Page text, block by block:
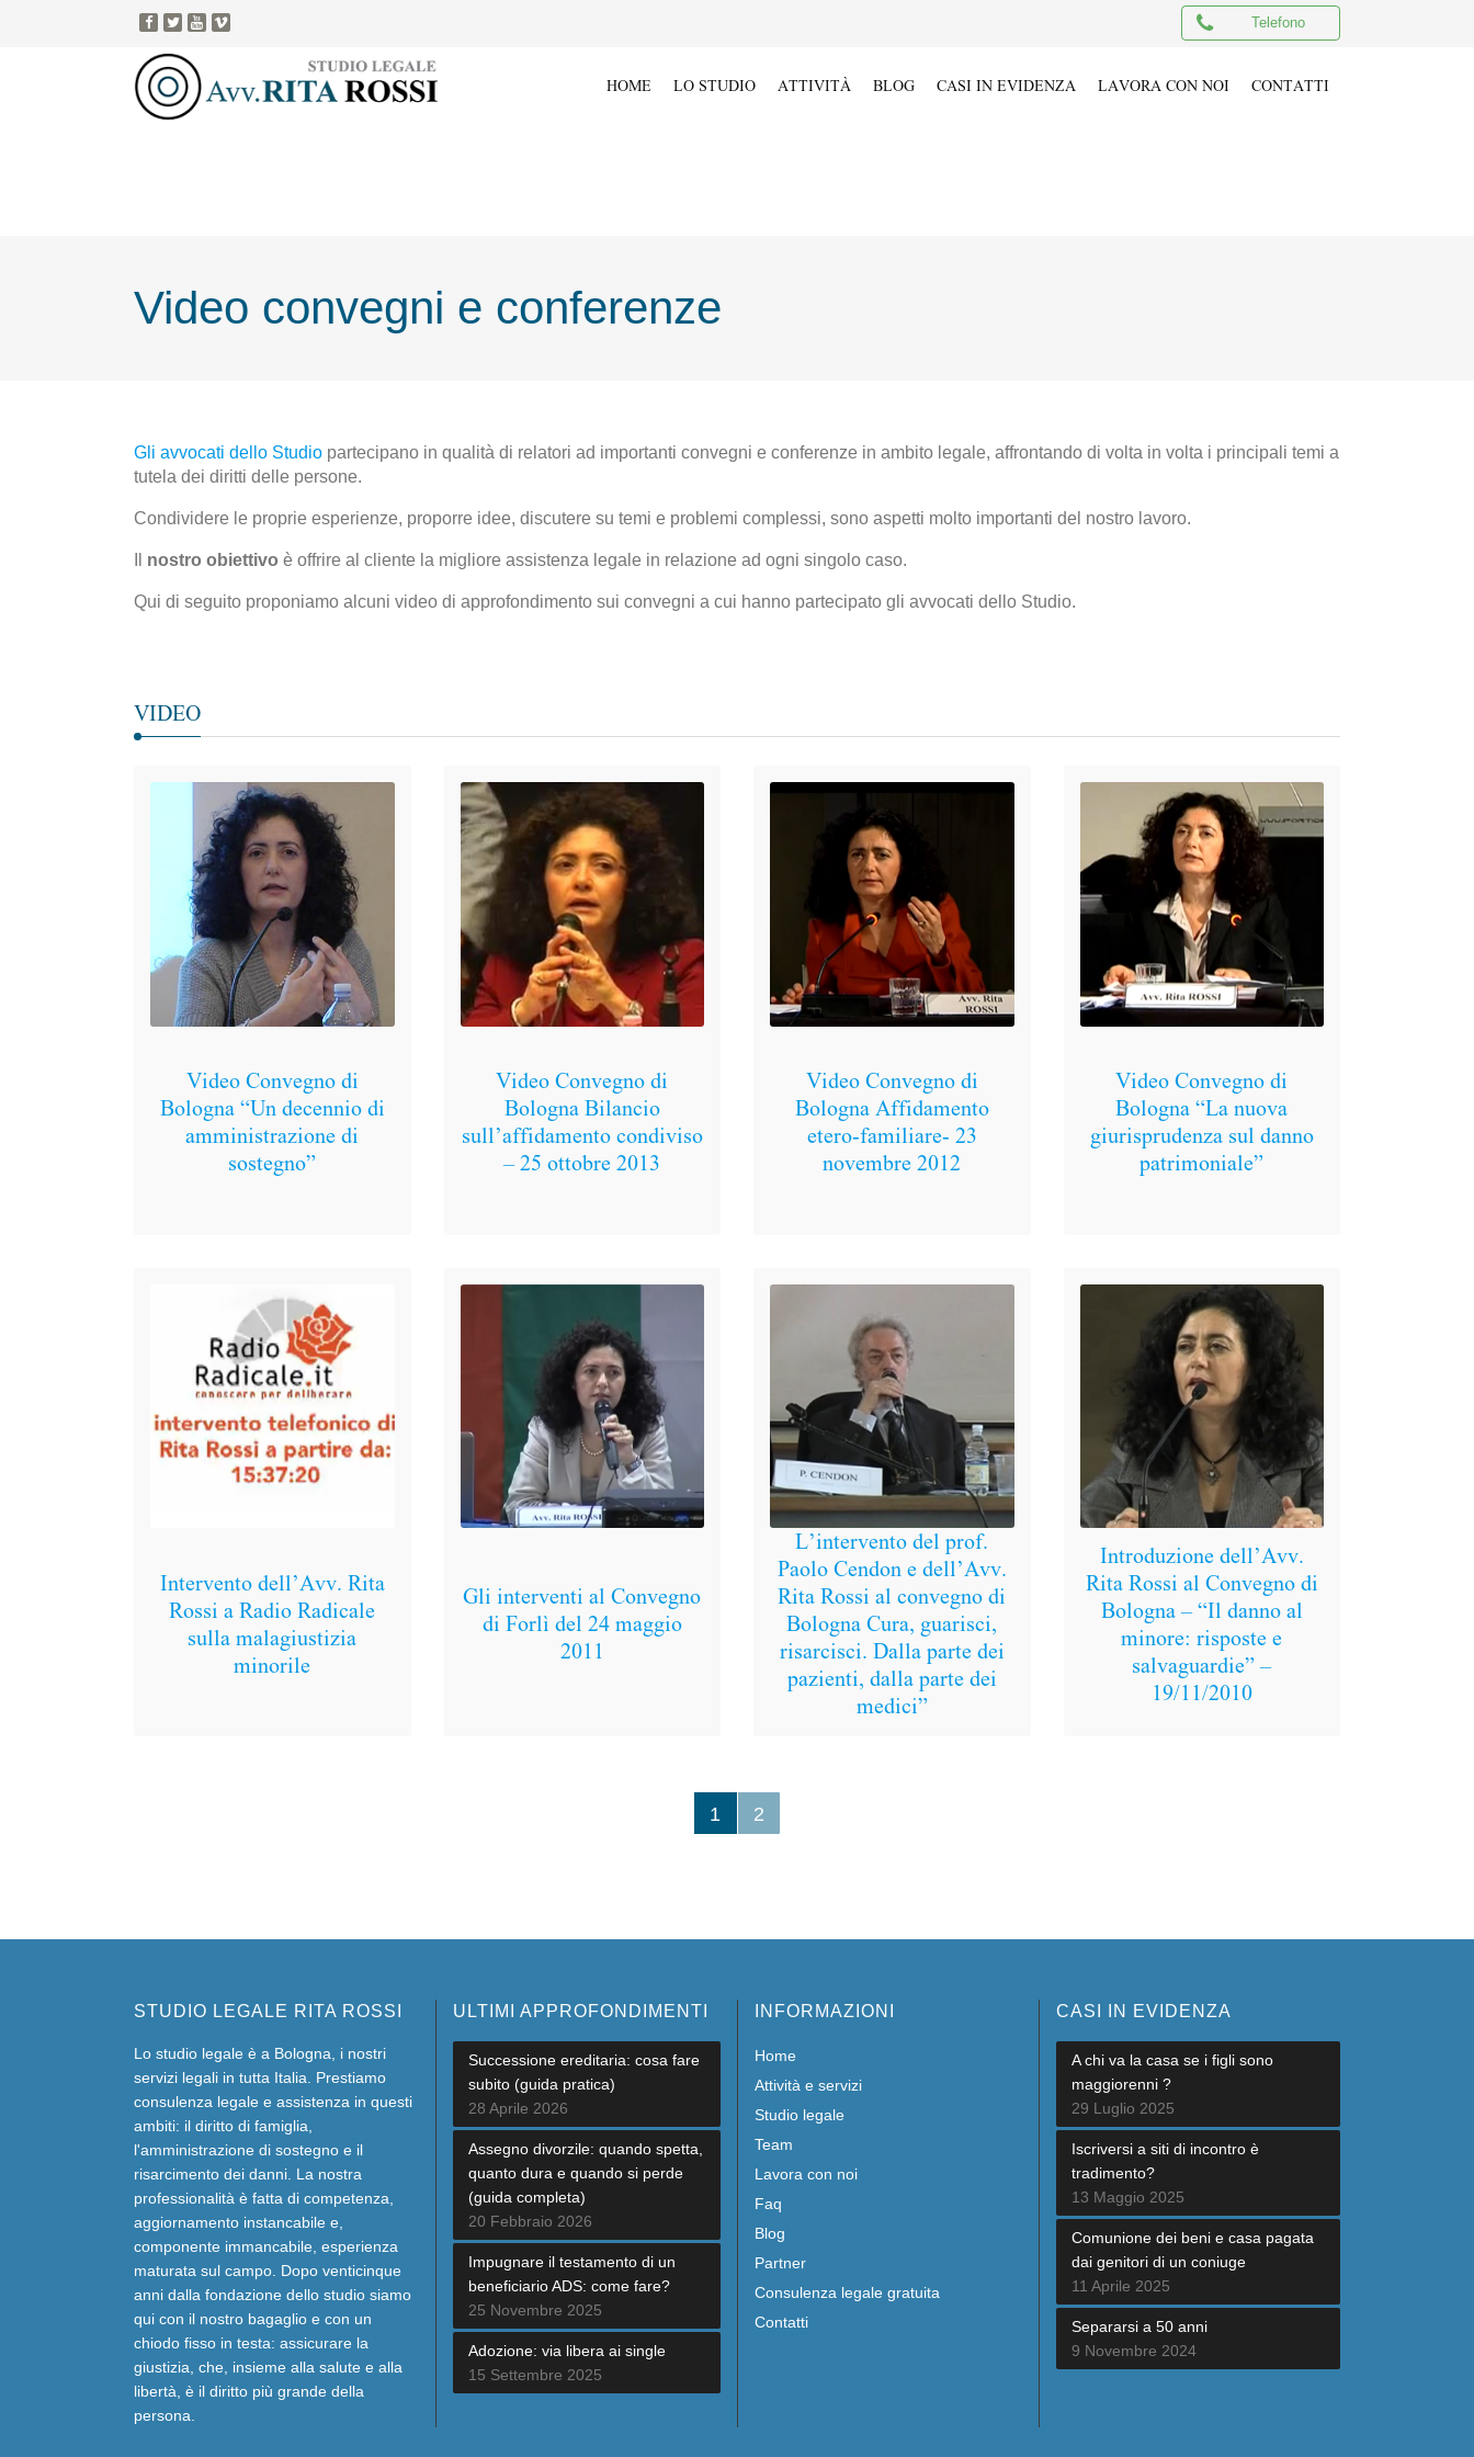
Telefono
HOME LO STUDIO ATTIVITÀ BLOG CASI IN EVIDENZA LAVORA CON NOI CONTATTI
Video convegni e conferenze
Gli avvocati dello Studio partecipano in qualità di relatori ad importanti convegni e conferenze in ambito legale, affrontando di volta in volta i principali temi a
tutela dei diritti delle persone.
Condividere le proprie esperienze, proporre idee, discutere su temi e problemi complessi, sono aspetti molto importanti del nostro lavoro.
nostro obiettivo è offrire al cliente la migliore assistenza legale in relazione ad ogni singolo caso.
Qui di seguito proponiamo alcuni video di approfondimento sui convegni a cui hanno partecipato gli avvocati dello Studio.
VIDEO
Video Convegno di
Bologna “Un decennio di
amministrazione di
sostegno”
Video Convegno di
Bologna Bilancio
sull’affidamento condiviso
– 25 ottobre 2013
Video Convegno di
Bologna Affidamento
etero-familiare- 23
novembre 2012
Video Convegno di
Bologna “La nuova
giurisprudenza sul danno
patrimoniale”
Intervento dell’Avv. Rita
Rossi a Radio Radicale
sulla malagiustizia
minorile
Gli interventi al Convegno
di Forlì del 24 maggio
2011
L’intervento del prof.
Paolo Cendon e dell’Avv.
Rita Rossi al convegno di
Bologna Cura, guarisci,
risarcisci. Dalla parte dei
pazienti, dalla parte dei
medici”
Introduzione dell’Avv.
Rita Rossi al Convegno di
Bologna – “Il danno al
minore: risposte e
salvaguardie” –
19/11/2010
1 2
STUDIO LEGALE RITA ROSSI
Lo studio legale è a Bologna, i nostri
servizi legali in tutta Italia. Prestiamo
consulenza legale e assistenza in questi
ambiti: il diritto di famiglia,
l'amministrazione di sostegno e il
risarcimento dei danni. La nostra
professionalità è fatta di competenza,
aggiornamento instancabile e,
componente immancabile, esperienza
maturata sul campo. Dopo venticinque
anni dalla fondazione dello studio siamo
qui con il nostro bagaglio e con un
chiodo fisso in testa: assicurare la
giustizia, che, insieme alla salute e alla
libertà, è il diritto più grande della
persona.
ULTIMI APPROFONDIMENTI
Successione ereditaria: cosa fare
subito (guida pratica)
28 Aprile 2026
Assegno divorzile: quando spetta,
quanto dura e quando si perde
(guida completa)
20 Febbraio 2026
Impugnare il testamento di un
beneficiario ADS: come fare?
25 Novembre 2025
Adozione: via libera ai single
15 Settembre 2025
INFORMAZIONI
Home
Attività e servizi
Studio legale
Team
Lavora con noi
Faq
Blog
Partner
Consulenza legale gratuita
Contatti
CASI IN EVIDENZA
A chi va la casa se i figli sono
maggiorenni ?
29 Luglio 2025
Iscriversi a siti di incontro è
tradimento?
13 Maggio 2025
Comunione dei beni e casa pagata
dai genitori di un coniuge
11 Aprile 2025
Separarsi a 50 anni
9 Novembre 2024